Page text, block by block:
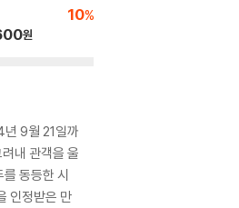
원
10%
년 9월 21일까
내 관객을 울
를 동등한 시
인정받은 만